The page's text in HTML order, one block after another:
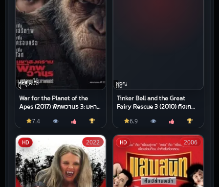
หนัง
ต่อสู้,หนัง
บู๊
War for the Planet of the
Apes (2017) พิภพวานร 3: มหา
7.4
ผจญ
ภัย
Tinker Bell and the Great
Fairy Rescue 3 (2010) ทิงเก
6.9
HD 2022 HD 2006